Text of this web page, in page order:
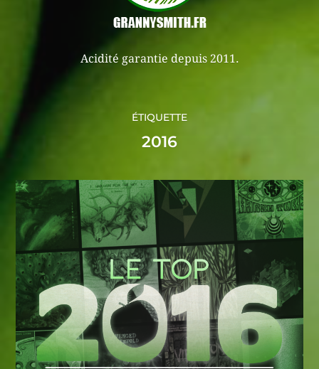
Acidité garantie depuis 2011.
ÉTIQUETTE
2016